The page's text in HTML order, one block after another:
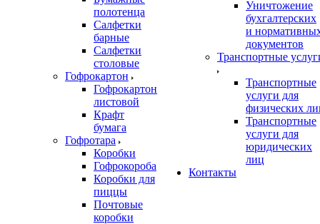
полотенца
Салфетки
барные
Салфетки
столовые
Гофрокартон
Гофрокартон
листовой
Крафт
бумага
Гофротара
Коробки
Гофрокороба
Коробки для
пиццы
Почтовые
коробки
Уничтожение
бухгалтерских
и
документов
Транспортные
Транспортные
услуги для
физических
Транспортные
услуги для
юридических
лиц
Контакты